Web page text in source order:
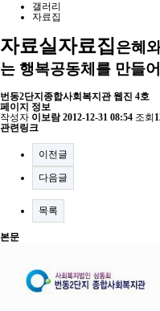
갤러리
자료집
자료실자료집은혜
는 행복공동체를 만들
번동2단지종합사회복지관 웹진 4호
페이지 정보
작성자 이보람 2012-12-31 08:54 조회
관련링크
이전글
다음글
목록
본문